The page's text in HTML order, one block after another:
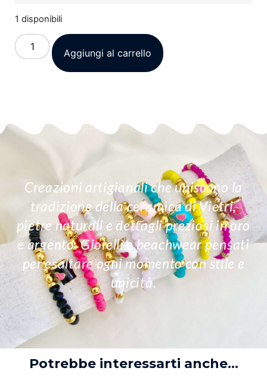
1 disponibili
Aggiungi al carrello
Creazioni artigianali che uniscono la
tradizione della ceramica di Vietri,
pietre naturali e dettagli preziosi in oro
e argento. Gioielli e beachwear pensati
per esaltare ogni momento con stile e
unicità.
Potrebbe interessarti anche...